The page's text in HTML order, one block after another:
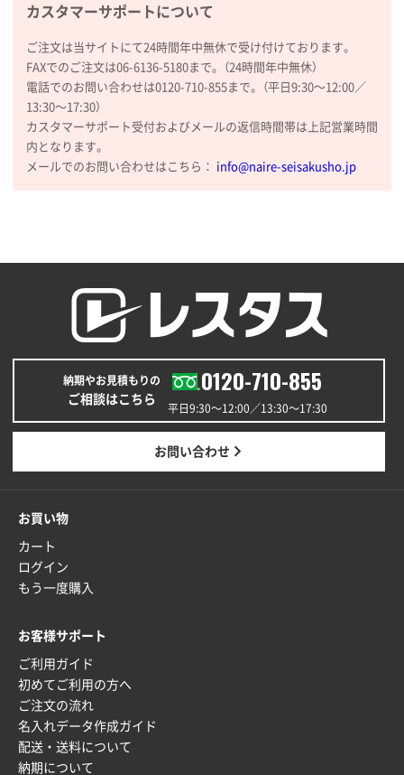
カスタマーサポートについて
ご注文は当サイトにて24時間年中無休で受け付けております。
FAXでのご注文は06-6136-5180まで。（24時間年中無休）
電話でのお問い合わせは0120-710-855まで。（平日9:30〜12:00／
13:30〜17:30）
カスタマーサポート受付およびメールの返信時間帯は上記営業時間
内となります。
メールでのお問い合わせはこちら： info@naire-seisakusho.jp
納期やお見積もりの
ご相談はこちら
0120-710-855
平日9:30〜12:00／13:30〜17:30
お問い合わせ
お買い物
カート
ログイン
もう一度購入
お客様サポート
ご利用ガイド
初めてご利用の方へ
ご注文の流れ
名入れデータ作成ガイド
配送・送料について
納期について